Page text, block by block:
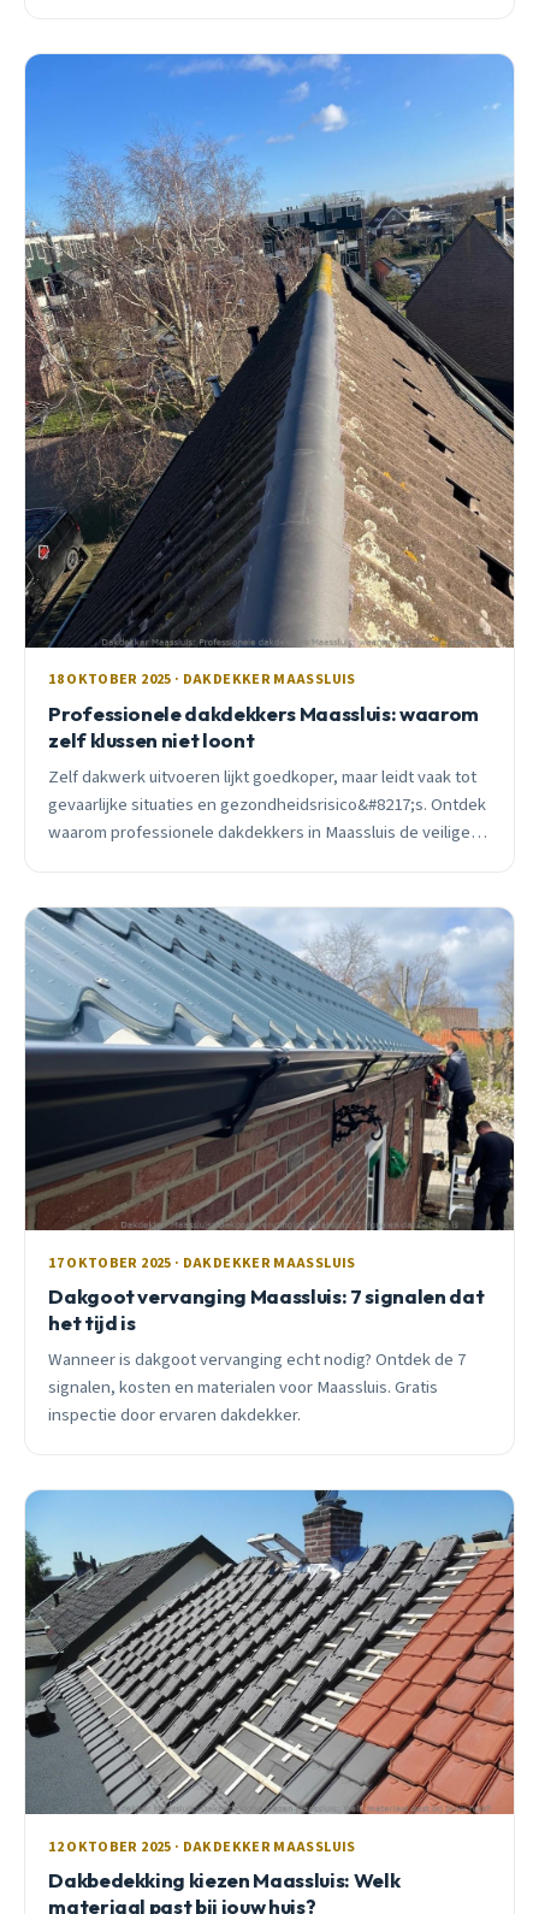
18 OKTOBER 2025 · DAKDEKKER MAASSLUIS
Professionele dakdekkers Maassluis: waarom
zelf klussen niet loont
Zelf dakwerk uitvoeren lijkt goedkoper, maar leidt vaak tot
gevaarlijke situaties en gezondheidsrisico&#8217;s. Ontdek
waarom professionele dakdekkers in Maassluis de veilige
17 OKTOBER 2025 · DAKDEKKER MAASSLUIS
Dakgoot vervanging Maassluis: 7 signalen dat
het tijd is
Wanneer is dakgoot vervanging echt nodig? Ontdek de 7
signalen, kosten en materialen voor Maassluis. Gratis
inspectie door ervaren dakdekker.
12 OKTOBER 2025 · DAKDEKKER MAASSLUIS
Dakbedekking kiezen Maassluis: Welk
materiaal past bij jouw huis?